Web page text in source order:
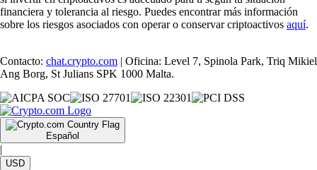
financiera y tolerancia al riesgo. Puedes encontrar más información
sobre los riesgos asociados con operar o conservar criptoactivos aquí.
Contacto: chat.crypto.com | Oficina: Level 7, Spinola Park, Triq Mikiel
Ang Borg, St Julians SPK 1000 Malta.
Español
|
USD